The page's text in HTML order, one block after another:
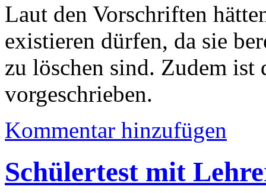
Laut den Vorschriften
existieren dürfen, da sie
zu löschen sind. Zudem ist
vorgeschrieben.
Kommentar hinzufügen
Schülertest mit